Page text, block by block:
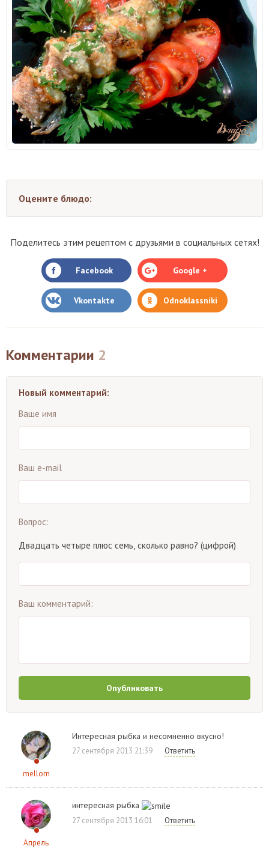
Оцените блюдо:
Поделитесь этим рецептом с друзьями в социальных сетях!
Facebook Google +
Vkontakte Odnoklassniki
Комментарии 2
Новый комментарий:
Ваше имя
Ваш e-mail
Вопрос:
Двадцать четыре плюс семь, сколько равно? (цифрой)
Ваш комментарий:
Опубликовать
mellorn
Интересная рыбка и несомненно вкусно!
27 сентября 2013 21:39 Ответить
Апрель
интересная рыбка
27 сентября 2013 16:01 Ответить